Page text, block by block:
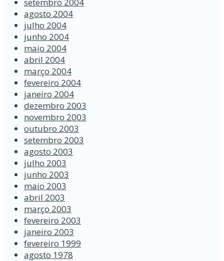
agosto 2004
julho 2004
junho 2004
maio 2004
abril 2004
março 2004
fevereiro 2004
janeiro 2004
dezembro 2003
novembro 2003
outubro 2003
setembro 2003
agosto 2003
julho 2003
junho 2003
maio 2003
abril 2003
março 2003
fevereiro 2003
janeiro 2003
fevereiro 1999
agosto 1978